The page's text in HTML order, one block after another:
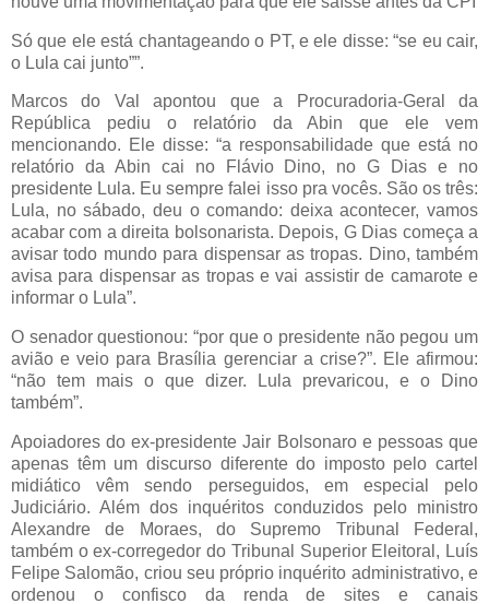
Só que ele está chantageando o PT, e ele disse: “se eu cair,
o Lula cai junto””.
Marcos do Val apontou que a Procuradoria-Geral da
República pediu o relatório da Abin que ele vem
mencionando. Ele disse: “a responsabilidade que está no
relatório da Abin cai no Flávio Dino, no G Dias e no
presidente Lula. Eu sempre falei isso pra vocês. São os três:
Lula, no sábado, deu o comando: deixa acontecer, vamos
acabar com a direita bolsonarista. Depois, G Dias começa a
avisar todo mundo para dispensar as tropas. Dino, também
avisa para dispensar as tropas e vai assistir de camarote e
informar o Lula”.
O senador questionou: “por que o presidente não pegou um
avião e veio para Brasília gerenciar a crise?”. Ele afirmou:
“não tem mais o que dizer. Lula prevaricou, e o Dino
também”.
Apoiadores do ex-presidente Jair Bolsonaro e pessoas que
apenas têm um discurso diferente do imposto pelo cartel
midiático vêm sendo perseguidos, em especial pelo
Judiciário. Além dos inquéritos conduzidos pelo ministro
Alexandre de Moraes, do Supremo Tribunal Federal,
também o ex-corregedor do Tribunal Superior Eleitoral, Luís
Felipe Salomão, criou seu próprio inquérito administrativo, e
ordenou o confisco da renda de sites e canais